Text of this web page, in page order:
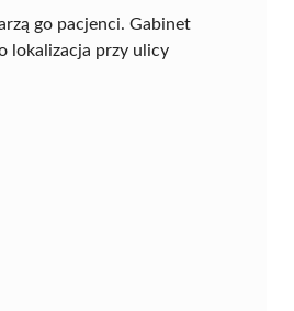
go pacjenci. Gabinet
lokalizacja przy ulicy